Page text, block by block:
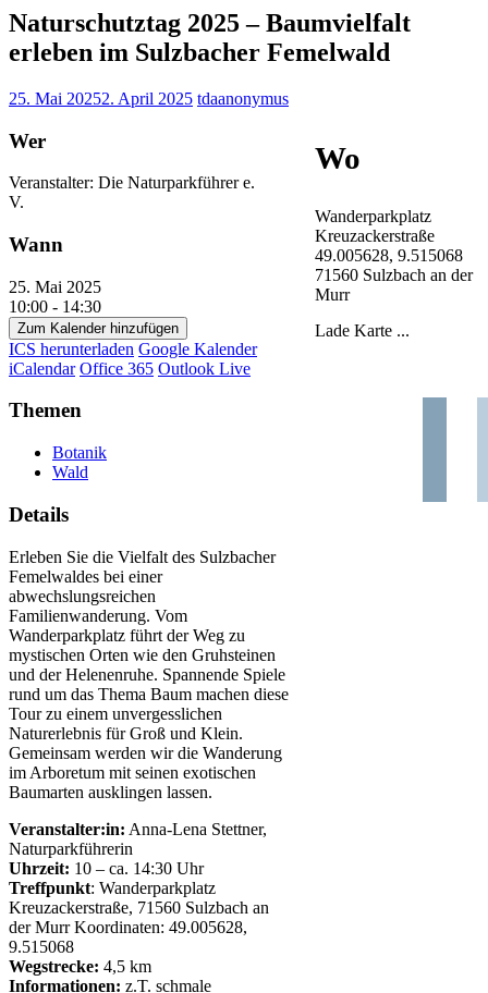
Naturschutztag 2025 – Baumvielfalt
erleben im Sulzbacher Femelwald
25. Mai 20252. April 2025 tdaanonymus
Wer
Veranstalter: Die Naturparkführer e.
V.
Wann
25. Mai 2025
10:00 - 14:30
Zum Kalender hinzufügen
ICS herunterladen Google Kalender
iCalendar Office 365 Outlook Live
Themen
Botanik
Wald
Details
Erleben Sie die Vielfalt des Sulzbacher
Femelwaldes bei einer
abwechslungsreichen
Familienwanderung. Vom
Wanderparkplatz führt der Weg zu
mystischen Orten wie den Gruhsteinen
und der Helenenruhe. Spannende Spiele
rund um das Thema Baum machen diese
Tour zu einem unvergesslichen
Naturerlebnis für Groß und Klein.
Gemeinsam werden wir die Wanderung
im Arboretum mit seinen exotischen
Baumarten ausklingen lassen.
Veranstalter:in: Anna-Lena Stettner,
Naturparkführerin
Uhrzeit: 10 – ca. 14:30 Uhr
Treffpunkt: Wanderparkplatz
Kreuzackerstraße, 71560 Sulzbach an
der Murr Koordinaten: 49.005628,
9.515068
Wegstrecke: 4,5 km
Informationen: z.T. schmale
Wo
Wanderparkplatz
Kreuzackerstraße
49.005628, 9.515068
71560 Sulzbach an der
Murr
Lade Karte ...